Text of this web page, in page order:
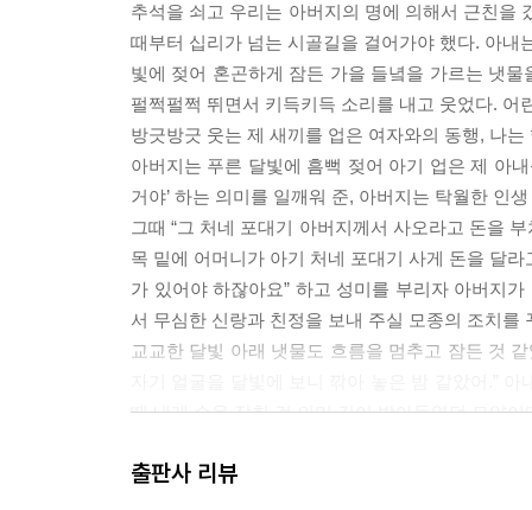
깃발 1
눈물에 젖은 연하장
당목수건
미움의 세월(歲月)
생명
손수건
소년병(少年兵)
아버지의 도장
할머니의 산소
제6부 봄비와 햇살 속으로
가을바람 부는 대로
산읍 소묘(山邑素描)
새우젓
추석을 쇠고 우리는 아버지의 명에 의해서 근친을
때부터 십리가 넘는 시골길을 걸어가야 했다. 아
빛에 젖어 혼곤하게 잠든 가을 들녘을 가르는 냇
펄쩍펄쩍 뛰면서 키득키득 소리를 내고 웃었다.
방긋방긋 웃는 제 새끼를 업은 여자와의 동행, 나
아버지는 푸른 달빛에 흠뻑 젖어 아기 업은 제 아
거야’ 하는 의미를 일깨워 준, 아버지는 탁월한 인
그때 “그 처네 포대기 아버지께서 사오라고 돈을
목 밑에 어머니가 아기 처네 포대기 사게 돈을 달
가 있어야 하잖아요” 하고 성미를 부리자 아버지
서 무심한 신랑과 친정을 보내 주실 모종의 조치
교교한 달빛 아래 냇물도 흐름을 멈추고 잠든 것
때 내게 손을 잡힌 걸 의미 깊이 받아들였던 모양이
늦가을인지 초겨울인지 추울 때다. 하루 종일 햇
출판사 리뷰